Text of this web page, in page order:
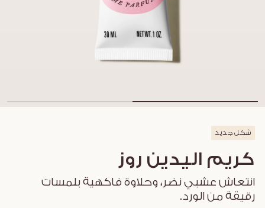
شكل جديد
كريم اليدين روز
انتعاش عشبي نضر، وحلاوة فاكهية بلمسات
رقيقة من الورد.